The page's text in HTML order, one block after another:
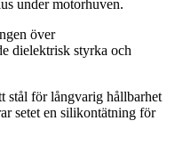
under motorhuven.
över
dielektrisk styrka och
stål för långvarig hållbarhet
setet en silikontätning för